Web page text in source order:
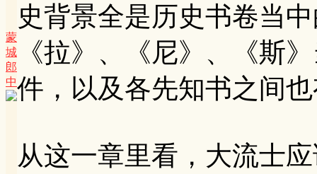
蒙
城
郎
中
史背景全是历史书卷当
《拉》、《尼》、《斯
件，以及各先知书之间
从这一章里看，大流士